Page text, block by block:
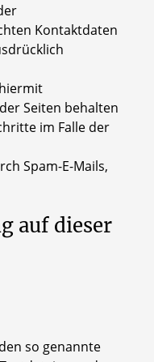
Kontaktdaten
Seiten behalten
im Falle der
Spam-E-Mails,
auf dieser
so genannte